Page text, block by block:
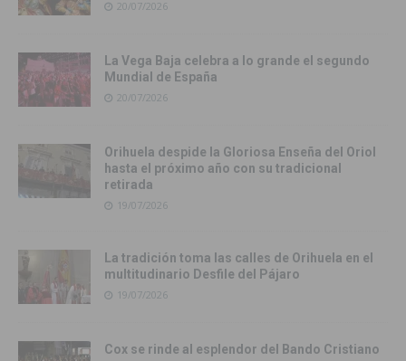
20/07/2026
La Vega Baja celebra a lo grande el segundo
Mundial de España
20/07/2026
Orihuela despide la Gloriosa Enseña del Oriol
hasta el próximo año con su tradicional
retirada
19/07/2026
La tradición toma las calles de Orihuela en el
multitudinario Desfile del Pájaro
19/07/2026
Cox se rinde al esplendor del Bando Cristiano